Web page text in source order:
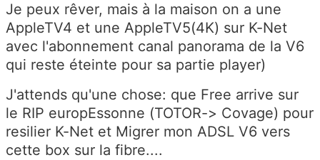
Je peux rêver, mais à la maison on a une
AppleTV4 et une AppleTV5(4K) sur K-Net
avec l'abonnement canal panorama de la V6
qui reste éteinte pour sa partie player)
J'attends qu'une chose: que Free arrive sur
le RIP europEssonne (TOTOR-> Covage) pour
resilier K-Net et Migrer mon ADSL V6 vers
cette box sur la fibre....